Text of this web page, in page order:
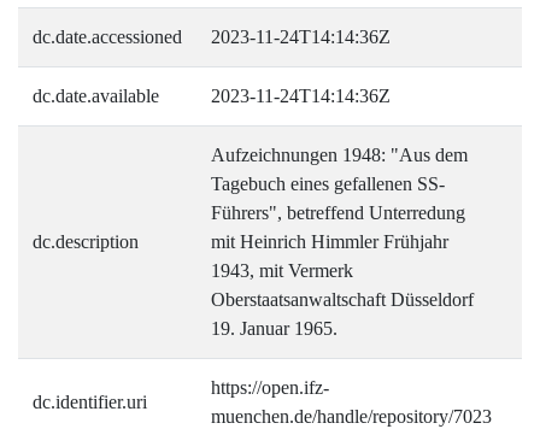
dc.date.accessioned 2023-11-24T14:14:36Z
dc.date.available 2023-11-24T14:14:36Z
dc.description
Aufzeichnungen 1948: "Aus dem
Tagebuch eines gefallenen SS-
Führers", betreffend Unterredung
mit Heinrich Himmler Frühjahr
1943, mit Vermerk
Oberstaatsanwaltschaft Düsseldorf
19. Januar 1965.
dc.identifier.uri
https://open.ifz-
muenchen.de/handle/repository/7023